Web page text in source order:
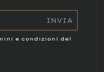
e condizioni del